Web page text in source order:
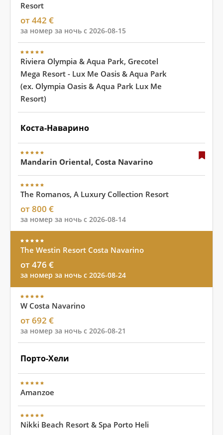
Resort
от 442 €
за номер за ночь с 2026-08-15
Riviera Olympia & Aqua Park, Grecotel
Mega Resort - Lux Me Oasis & Aqua Park
(ex. Olympia Oasis & Aqua Park Lux Me
Resort)
Коста-Наварино
Mandarin Oriental, Costa Navarino
The Romanos, A Luxury Collection Resort
от 800 €
за номер за ночь с 2026-08-14
The Westin Resort Costa Navarino
от 476 €
за номер за ночь с 2026-08-24
W Costa Navarino
от 692 €
за номер за ночь с 2026-08-21
Порто-Хели
Amanzoe
Nikki Beach Resort & Spa Porto Heli